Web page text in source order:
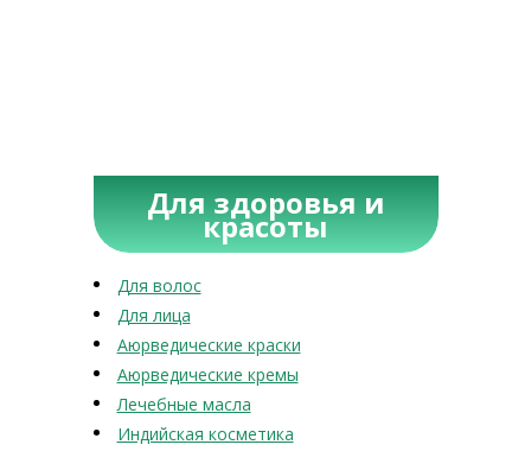
Для здоровья и
красоты
Для волос
Для лица
Аюрведические краски
Аюрведические кремы
Лечебные масла
Индийская косметика